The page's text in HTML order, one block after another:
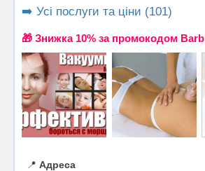
➡️ Усі послуги та ціни (101)
🎁 Знижка 10% за промокодом Barb
📍 Адреса